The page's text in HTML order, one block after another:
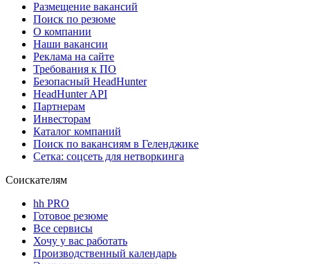
Размещение вакансий
Поиск по резюме
О компании
Наши вакансии
Реклама на сайте
Требования к ПО
Безопасный HeadHunter
HeadHunter API
Партнерам
Инвесторам
Каталог компаний
Поиск по вакансиям в Геленджике
Сетка: соцсеть для нетворкинга
Соискателям
hh PRO
Готовое резюме
Все сервисы
Хочу у вас работать
Производственный календарь